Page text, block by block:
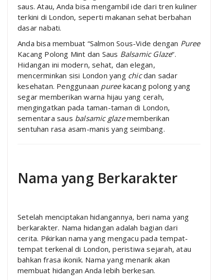
saus. Atau, Anda bisa mengambil ide dari tren kuliner
terkini di London, seperti makanan sehat berbahan
dasar nabati.
Anda bisa membuat “Salmon Sous-Vide dengan Puree
Kacang Polong Mint dan Saus Balsamic Glaze“.
Hidangan ini modern, sehat, dan elegan,
mencerminkan sisi London yang chicdan sadar
kesehatan. Penggunaan pureekacang polong yang
segar memberikan warna hijau yang cerah,
mengingatkan pada taman-taman di London,
sementara saus balsamic glazememberikan
sentuhan rasa asam-manis yang seimbang.
Nama yang Berkarakter
Setelah menciptakan hidangannya, beri nama yang
berkarakter. Nama hidangan adalah bagian dari
cerita. Pikirkan nama yang mengacu pada tempat-
tempat terkenal di London, peristiwa sejarah, atau
bahkan frasa ikonik. Nama yang menarik akan
membuat hidangan Anda lebih berkesan.